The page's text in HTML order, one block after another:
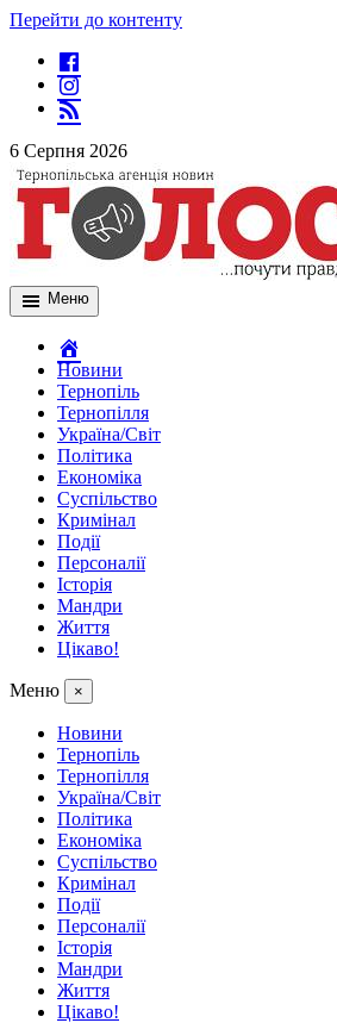
Перейти до контенту
6 Серпня 2026
Меню
Новини
Тернопіль
Тернопілля
Україна/Світ
Політика
Економіка
Суспільство
Кримінал
Події
Персоналії
Історія
Мандри
Життя
Цікаво!
Меню ×
Новини
Тернопіль
Тернопілля
Україна/Світ
Політика
Економіка
Суспільство
Кримінал
Події
Персоналії
Історія
Мандри
Життя
Цікаво!